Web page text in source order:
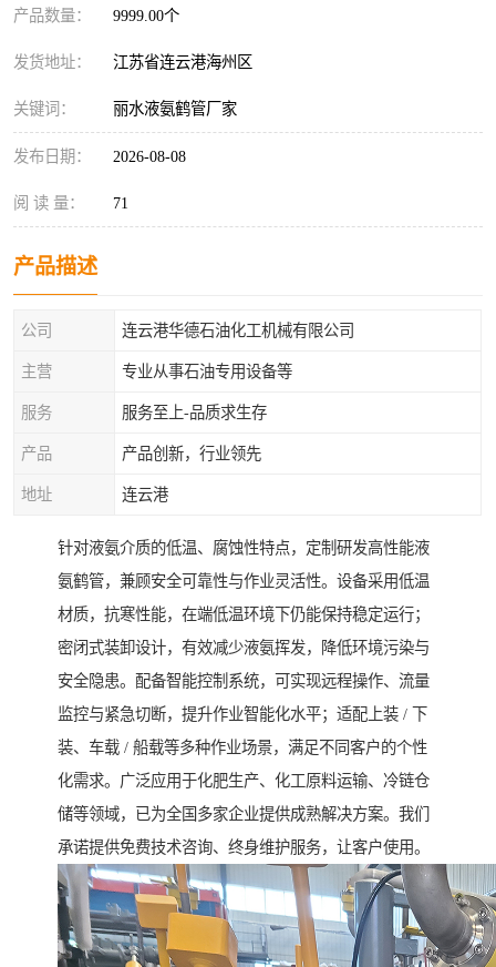
产品数量： 9999.00个
发货地址： 江苏省连云港海州区
关键词： 丽水液氨鹤管厂家
发布日期： 2026-08-08
阅 读 量： 71
产品描述
公司 连云港华德石油化工机械有限公司
主营 专业从事石油专用设备等
服务 服务至上-品质求生存
产品 产品创新，行业领先
地址 连云港
针对液氨介质的低温、腐蚀性特点，定制研发高性能液
氨鹤管，兼顾安全可靠性与作业灵活性。设备采用低温
材质，抗寒性能，在端低温环境下仍能保持稳定运行；
密闭式装卸设计，有效减少液氨挥发，降低环境污染与
安全隐患。配备智能控制系统，可实现远程操作、流量
监控与紧急切断，提升作业智能化水平；适配上装 / 下
装、车载 / 船载等多种作业场景，满足不同客户的个性
化需求。广泛应用于化肥生产、化工原料运输、冷链仓
储等领域，已为全国多家企业提供成熟解决方案。我们
承诺提供免费技术咨询、终身维护服务，让客户使用。